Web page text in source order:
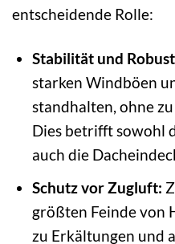
entscheidende Rolle:
Stabilität und
starken Windböen
standhalten, ohne
Dies betrifft sowohl
auch die
Schutz vor Zugluft:
größten Feinde von
zu Erkältungen und